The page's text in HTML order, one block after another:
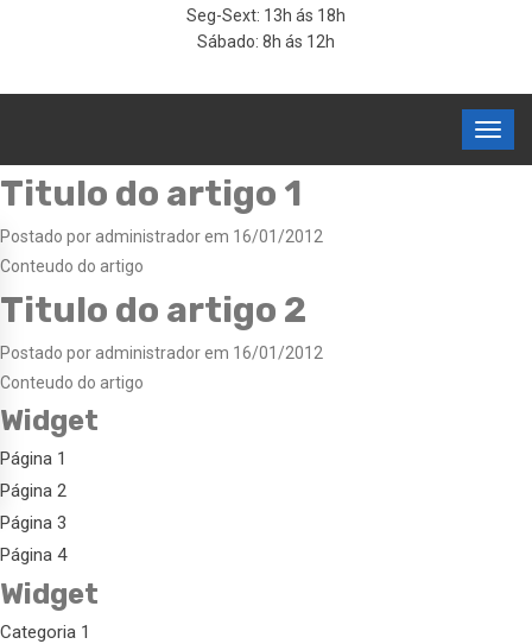
Seg-Sext: 13h ás 18h
Sábado: 8h ás 12h
Titulo do artigo 1
Postado por administrador em 16/01/2012
Conteudo do artigo
Titulo do artigo 2
Postado por administrador em 16/01/2012
Conteudo do artigo
Widget
Página 1
Página 2
Página 3
Página 4
Widget
Categoria 1